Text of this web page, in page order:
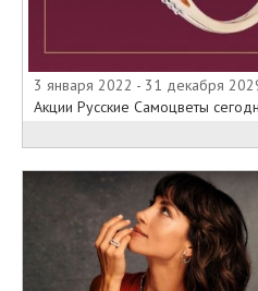
3 января 2022 - 31 декабря
Акции Русские Самоцветы